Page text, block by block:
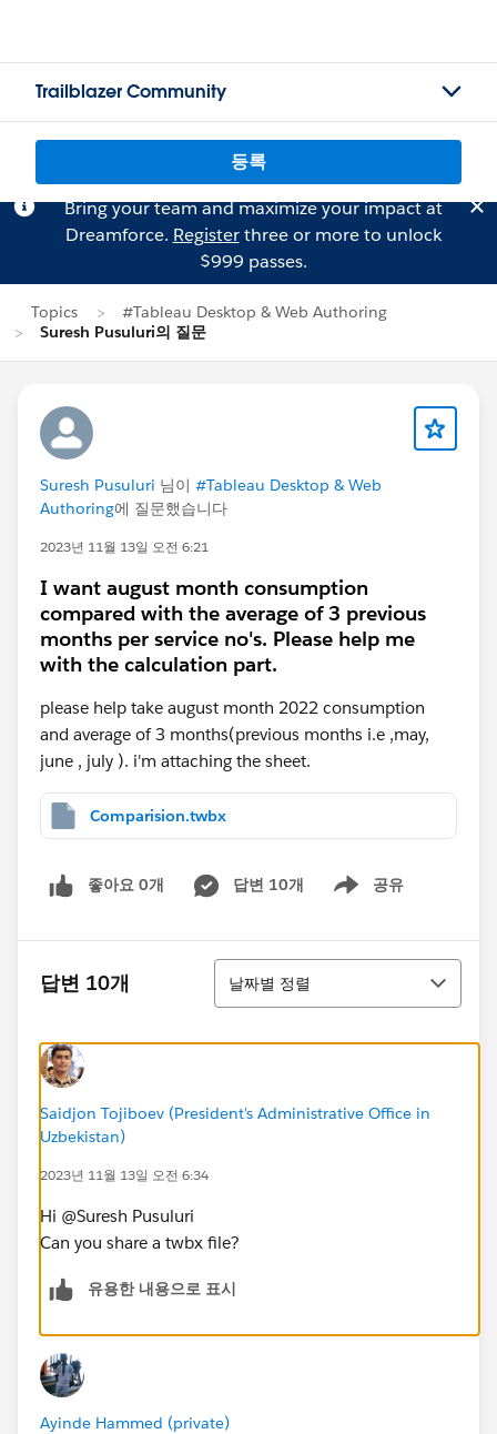
Trailblazer Community
등록
Bring your team and maximize your impact at
Dreamforce. Registerthree or more to unlock
$999 passes.
Topics
#Tableau Desktop & Web Authoring
Suresh Pusuluri의 질문
Suresh Pusuluri 님이 #Tableau Desktop & Web
Authoring에 질문했습니다
2023년 11월 13일 오전 6:21
I want august month consumption
compared with the average of 3 previous
months per service no's. Please help me
with the calculation part.
please help take august month 2022 consumption
and average of 3 months(previous months i.e ,may,
june , july ). i'm attaching the sheet.
Comparision.twbx
좋아요 0개 답변 10개 공유
Show menu
답변 10개
정렬
날짜별 정렬
Saidjon Tojiboev (President's Administrative Office in
Uzbekistan)
2023년 11월 13일 오전 6:34
Hi @Suresh Pusuluri​
Can you share a twbx file?
유용한 내용으로 표시
Ayinde Hammed (private)